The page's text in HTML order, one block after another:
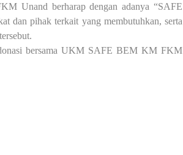
Unand berharap dengan adanya “SAFE
dan pihak terkait yang membutuhkan, serta
bersama UKM SAFE BEM KM FKM